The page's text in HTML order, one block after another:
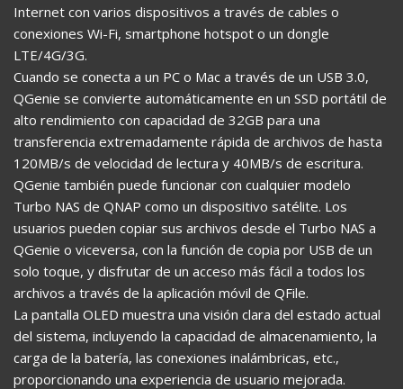
Internet con varios dispositivos a través de cables o
conexiones Wi-Fi, smartphone hotspot o un dongle
LTE/4G/3G.
Cuando se conecta a un PC o Mac a través de un USB 3.0,
QGenie se convierte automáticamente en un SSD portátil de
alto rendimiento con capacidad de 32GB para una
transferencia extremadamente rápida de archivos de hasta
120MB/s de velocidad de lectura y 40MB/s de escritura.
QGenie también puede funcionar con cualquier modelo
Turbo NAS de QNAP como un dispositivo satélite. Los
usuarios pueden copiar sus archivos desde el Turbo NAS a
QGenie o viceversa, con la función de copia por USB de un
solo toque, y disfrutar de un acceso más fácil a todos los
archivos a través de la aplicación móvil de QFile.
La pantalla OLED muestra una visión clara del estado actual
del sistema, incluyendo la capacidad de almacenamiento, la
carga de la batería, las conexiones inalámbricas, etc.,
proporcionando una experiencia de usuario mejorada.